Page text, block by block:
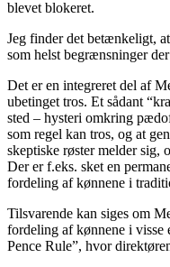
blevet blokeret.
Jeg finder det betænkeligt,
som helst begrænsninger
Det er en integreret del af
ubetinget tros. Et sådant
sted – hysteri omkring
som regel kan tros, og at
skeptiske røster melder sig,
Der er f.eks. sket en
fordeling af kønnene i
Tilsvarende kan siges om
fordeling af kønnene i visse
Pence Rule”, hvor